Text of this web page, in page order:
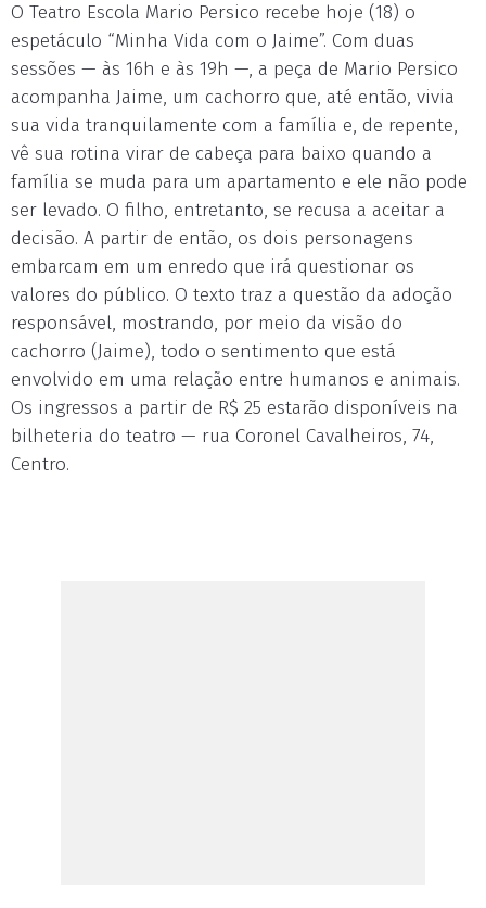
O Teatro Escola Mario Persico recebe hoje (18) o
espetáculo “Minha Vida com o Jaime”. Com duas
sessões — às 16h e às 19h —, a peça de Mario Persico
acompanha Jaime, um cachorro que, até então, vivia
sua vida tranquilamente com a família e, de repente,
vê sua rotina virar de cabeça para baixo quando a
família se muda para um apartamento e ele não pode
ser levado. O filho, entretanto, se recusa a aceitar a
decisão. A partir de então, os dois personagens
embarcam em um enredo que irá questionar os
valores do público. O texto traz a questão da adoção
responsável, mostrando, por meio da visão do
cachorro (Jaime), todo o sentimento que está
envolvido em uma relação entre humanos e animais.
Os ingressos a partir de R$ 25 estarão disponíveis na
bilheteria do teatro — rua Coronel Cavalheiros, 74,
Centro.